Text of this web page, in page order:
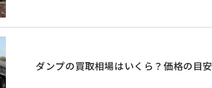
ダンプの買取相場はいくら？価格の目